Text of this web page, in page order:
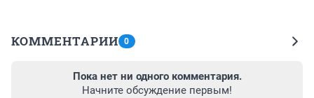
КОММЕНТАРИИ 0
Пока нет ни одного комментария.
Начните обсуждение первым!